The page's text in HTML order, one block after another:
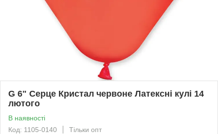
G 6" Серце Кристал червоне Латексні кулі 14
лютого
В наявності
Код: 1105-0140
Тільки опт